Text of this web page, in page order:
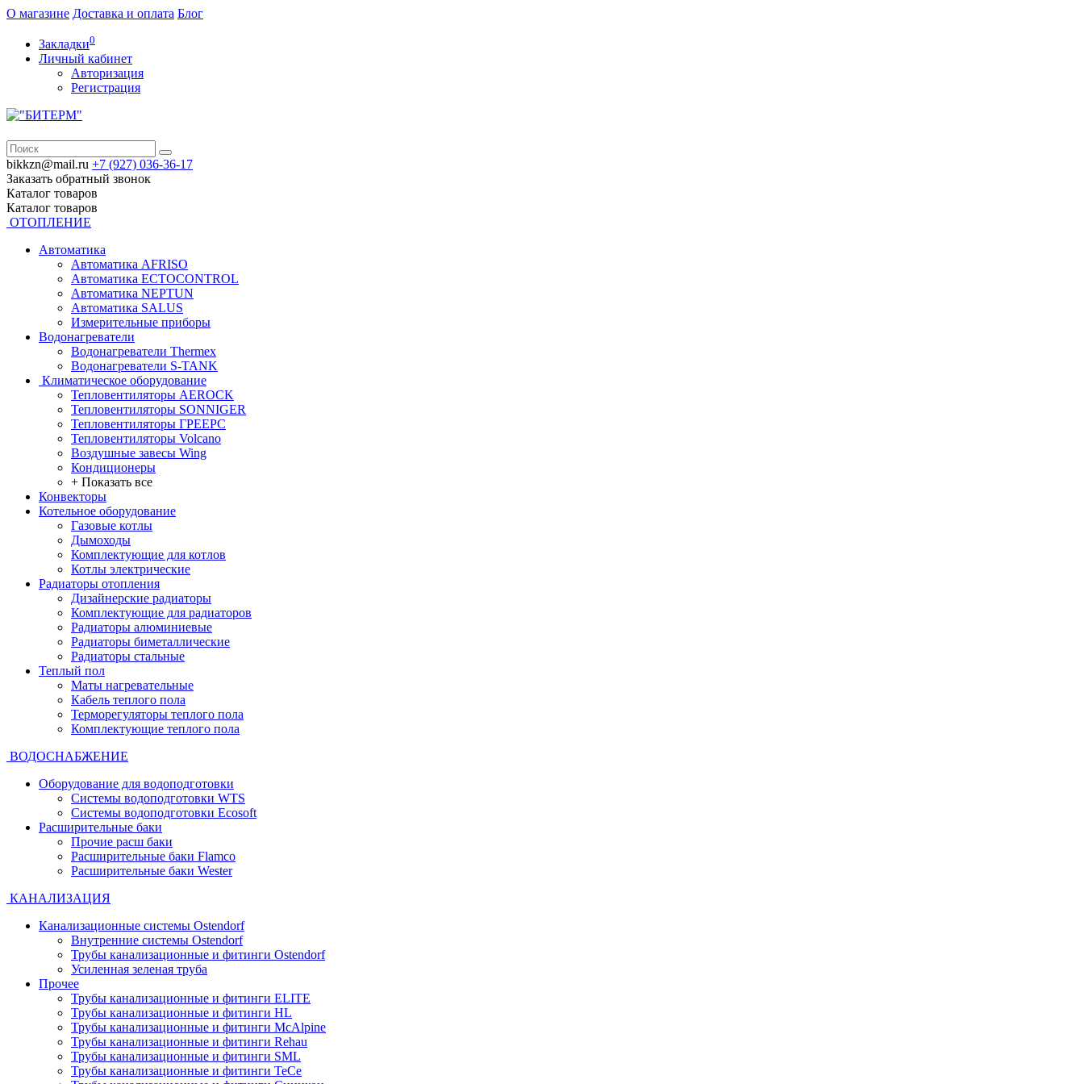
О магазине Доставка и оплата Блог
Закладки0
Личный кабинет
Авторизация
Регистрация
bikkzn@mail.ru +7 (927) 036-36-17
Заказать обратный звонок
Каталог товаров
Каталог товаров
ОТОПЛЕНИЕ
Автоматика
Автоматика AFRISO
Автоматика ECTOCONTROL
Автоматика NEPTUN
Автоматика SALUS
Измерительные приборы
Водонагреватели
Водонагреватели Thermex
Водонагреватели S-TANK
Климатическое оборудование
Тепловентиляторы AEROCK
Тепловентиляторы SONNIGER
Тепловентиляторы ГРЕЕРС
Тепловентиляторы Volcano
Воздушные завесы Wing
Кондиционеры
+ Показать все
Конвекторы
Котельное оборудование
Газовые котлы
Дымоходы
Комплектующие для котлов
Котлы электрические
Радиаторы отопления
Дизайнерские радиаторы
Комплектующие для радиаторов
Радиаторы алюминиевые
Радиаторы биметаллические
Радиаторы стальные
Теплый пол
Маты нагревательные
Кабель теплого пола
Терморегуляторы теплого пола
Комплектующие теплого пола
ВОДОСНАБЖЕНИЕ
Оборудование для водоподготовки
Системы водоподготовки WTS
Системы водоподготовки Ecosoft
Расширительные баки
Прочие расш баки
Расширительные баки Flamco
Расширительные баки Wester
КАНАЛИЗАЦИЯ
Канализационные системы Ostendorf
Внутренние системы Ostendorf
Трубы канализационные и фитинги Ostendorf
Усиленная зеленая труба
Прочее
Трубы канализационные и фитинги ELITE
Трубы канализационные и фитинги HL
Трубы канализационные и фитинги McAlpine
Трубы канализационные и фитинги Rehau
Трубы канализационные и фитинги SML
Трубы канализационные и фитинги TeCe